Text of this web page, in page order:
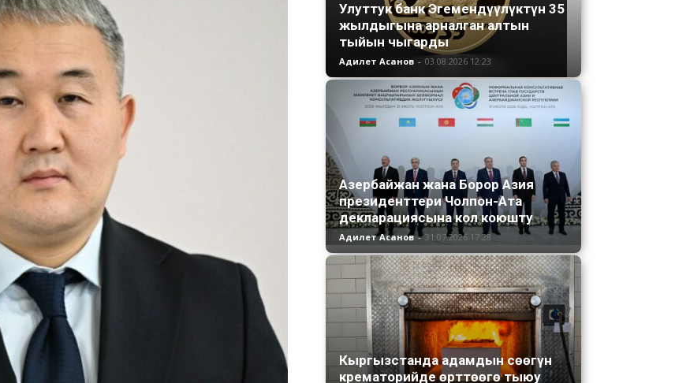
Улуттук банк Эгемендүүлүктүн 35
жылдыгына арналган алтын
тыйын чыгарды
Адилет Асанов - 03.08.2026 12:23
Азербайжан жана Борор Азия
президенттери Чолпон-Ата
декларациясына кол коюшту
Адилет Асанов - 31.07.2026 17:28
Кыргызстанда адамдын сөөгүн
крематорийде өрттөөгө тыюу